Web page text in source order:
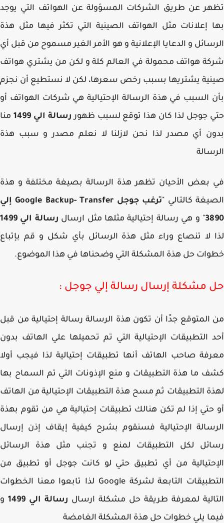
عن طريق الشركات المسؤولة عن الهواتف التي يوجد
إعلانات مثل الهواتف الصينية التي تكثر فيها مثل هذة
و الدعايا الإعلانية و هو الأمر الغير مسموح من قبل أي
هواتف محمولة في العالم كلة و لكن من يشتري هواتف
يشتريها بسبب رخص سعرها، لكن لا نستطيع أن نجزم
السبب في هذة الرسالة الإحتيالية هي شركات الهواتف أو
جوجل لذا كان هذا توقع لسبب ظهوررسالة الي 1499
منا
أي مصدر لذا نحن لازلنا لا نعلم مصدر و سبب هذة
بعض الأحيان تظهر هذة الرسالة بصيغة مختلفة و هذة
كالتالي "
ترغب جوجل Google Backup- Transfer إلي
" و هي رسالة إحتيالية مثلها مثل ارسالرسالة الي 1499
لا تنصاع وراء مثل هذة الرسائل بأي شكل و قم بإتباع
حل هذة المشكلة التي وضحناها في هذا الموضوع.
مشكلة إرسال رسالة إلي جوجل :
المتوقع جدًا أن تكون هذة الرسالة رسالة إحتيالية من قبل
التطبيقات الإحتيالية التي تم تحميلها علي الهاتف بدون
صاحب الهاتف أنها تطبيقات إحتيالية لذا فيجب أولا
ما هذة التطبيقات و منع الإذونات التي تم السماح بها
التطبيقات ثم مسح هذة التطبيقات الإحتيالية من الهاتف
حتي إذا لم تكن هنالك تطبيقات إحتيالية هي من تقوم بهذة
الإحتيالية فسنقوم بشرح كيفية إيقاف إذن إرسال
لكل التطبيقات لمنع و تجنب مثل هذة الرسائل
من أي تطبيق حتي لو كانت جوجل أو تطبيق من
التطبيقات التابعة لشركة Google لذا تابعوا معنا الخطوات
لمعرفة طريقة حل مشكلة ارسالرسالة الي 1499
و
يلي خطوات حل هذة المشكلة الغامضة